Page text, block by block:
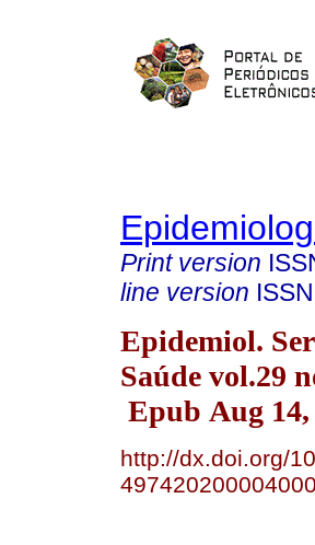
Print version
line version ISSN
Epidemiol.
Saúde vol.29
Epub Aug 14,
http://dx.doi.org/